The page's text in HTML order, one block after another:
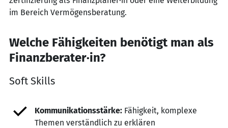
im Bereich Vermögensberatung.
Welche Fähigkeiten benötigt man als
Finanzberater·in?
Soft Skills
Kommunikationsstärke: Fähigkeit, komplexe
Themen verständlich zu erklären